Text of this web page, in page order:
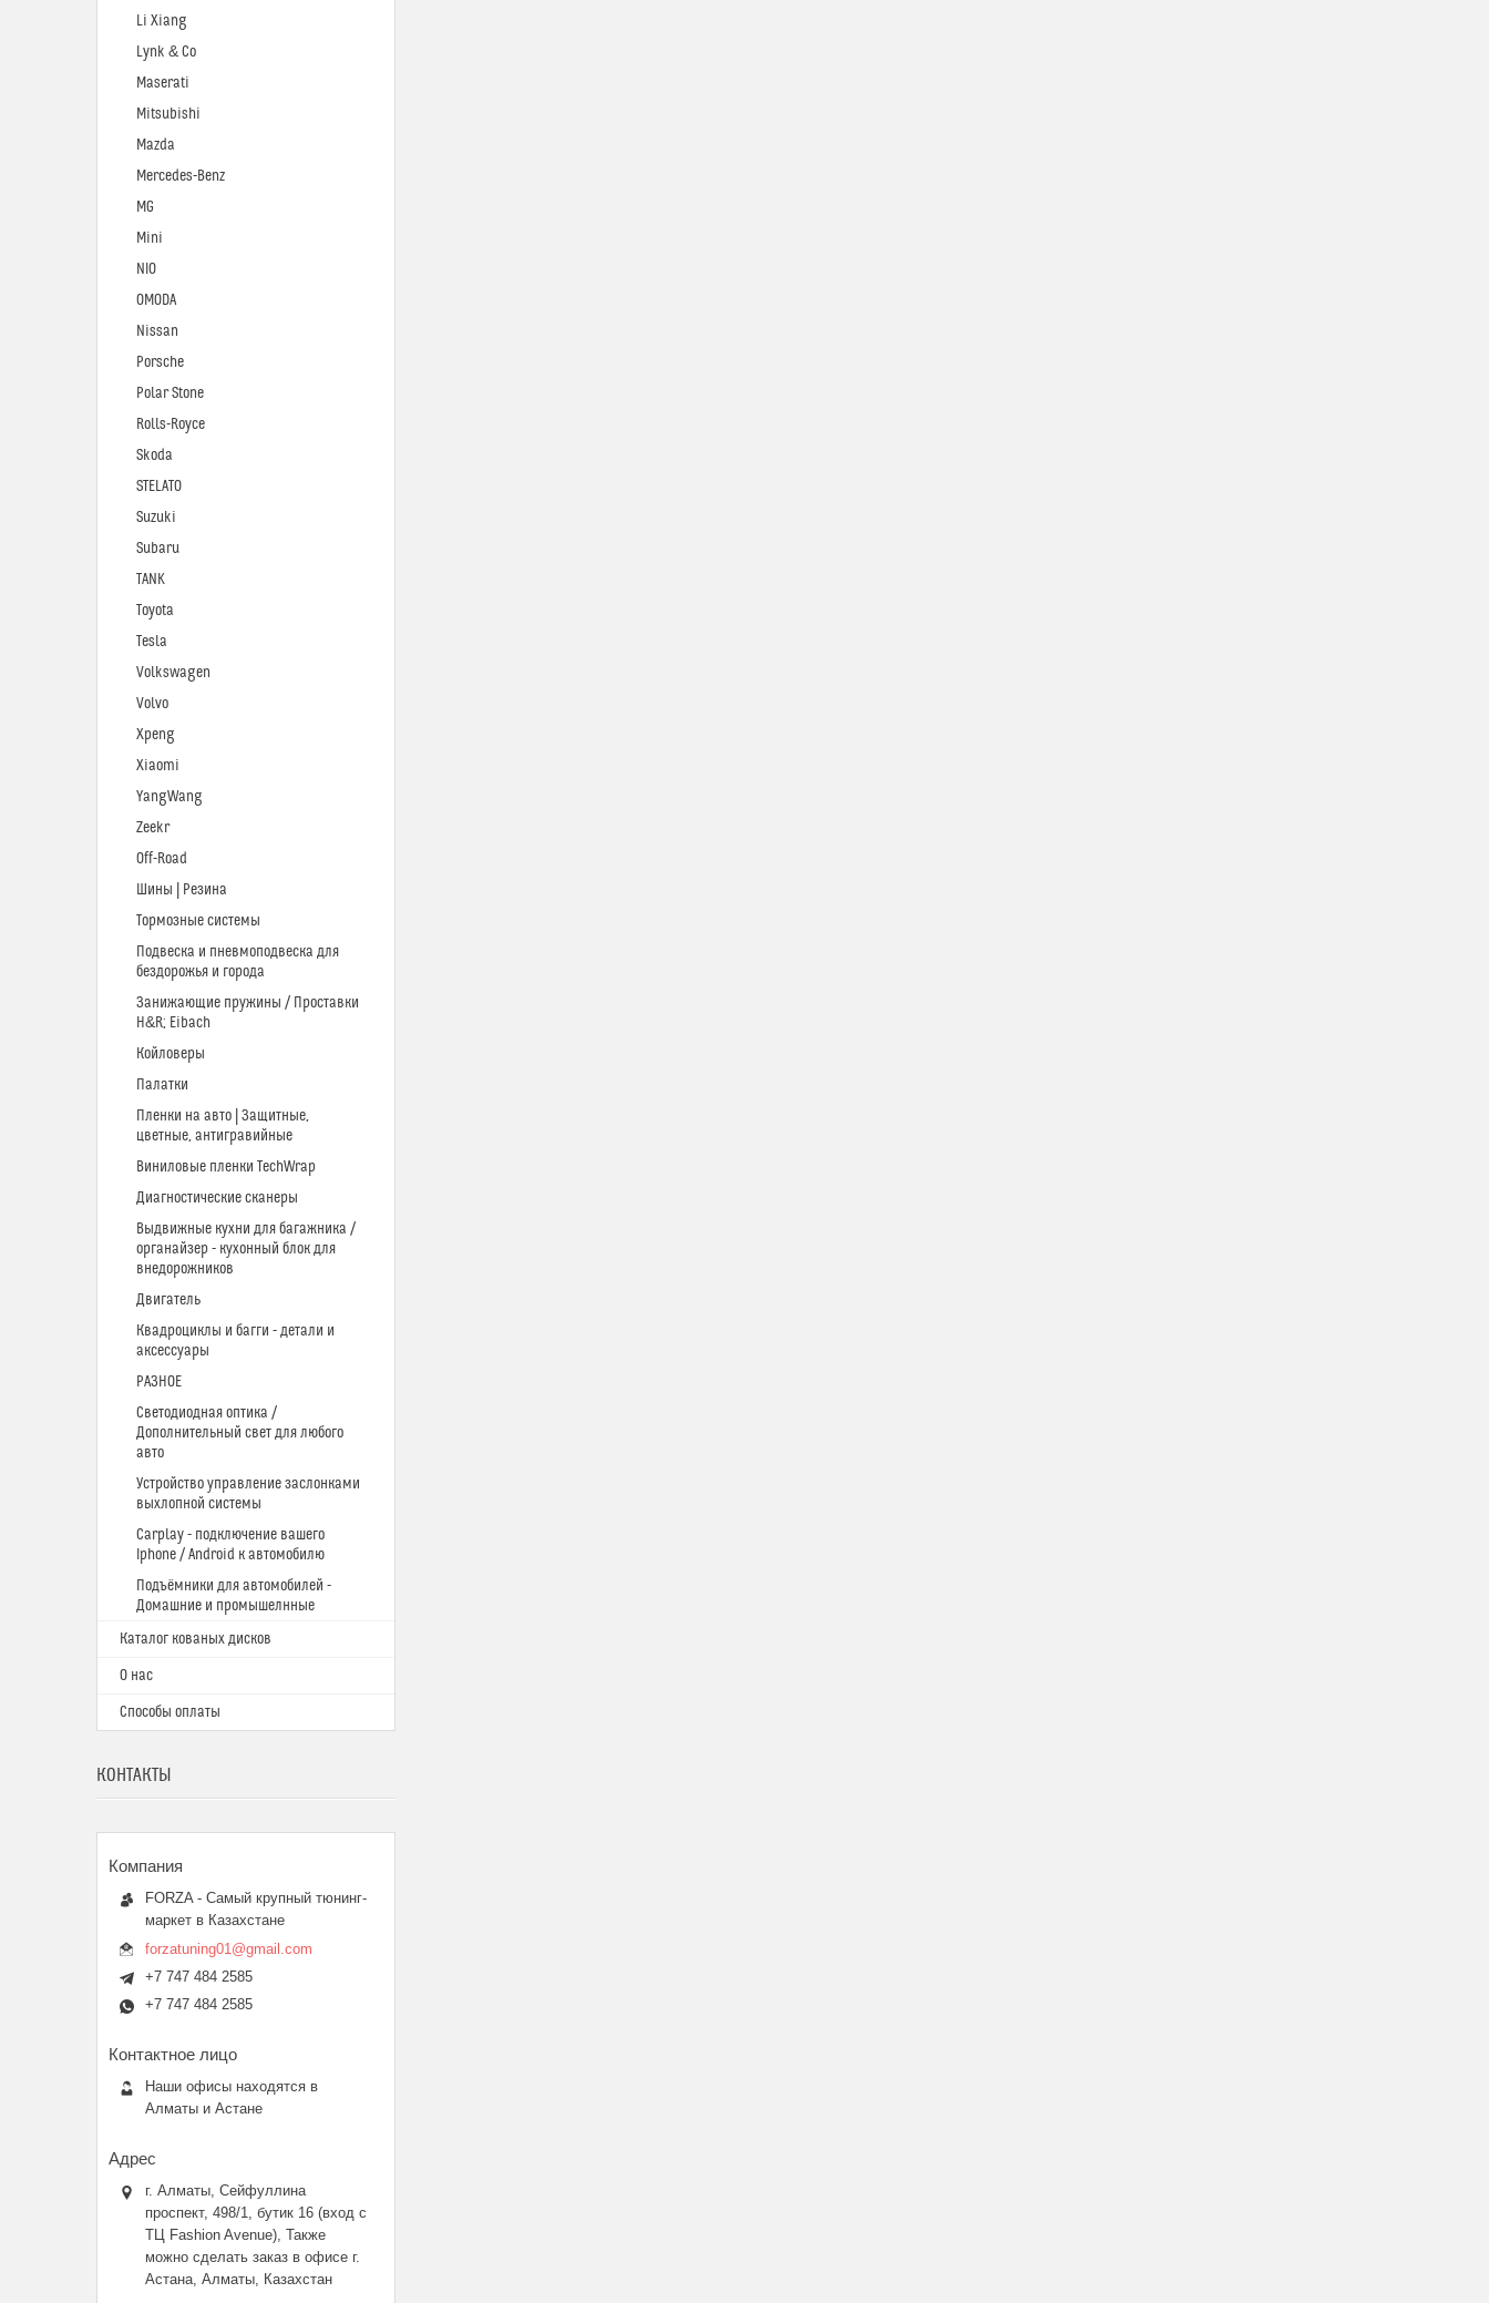
Li Xiang
Lynk & Co
Maserati
Mitsubishi
Mazda
Mercedes-Benz
MG
Mini
NIO
OMODA
Nissan
Porsche
Polar Stone
Rolls-Royce
Skoda
STELATO
Suzuki
Subaru
TANK
Toyota
Tesla
Volkswagen
Volvo
Xpeng
Xiaomi
YangWang
Zeekr
Off-Road
Шины | Резина
Тормозные системы
Подвеска и пневмоподвеска для
бездорожья и города
Занижающие пружины / Проставки
H&R; Eibach
Койловеры
Палатки
Пленки на авто | Защитные,
цветные, антигравийные
Виниловые пленки TechWrap
Диагностические сканеры
Выдвижные кухни для багажника /
органайзер - кухонный блок для
внедорожников
Двигатель
Квадроциклы и багги - детали и
аксессуары
РАЗНОЕ
Светодиодная оптика /
Дополнительный свет для любого
авто
Устройство управление заслонками
выхлопной системы
Carplay - подключение вашего
Iphone / Android к автомобилю
Подъёмники для автомобилей -
Домашние и промышелнные
Каталог кованых дисков
О нас
Способы оплаты
КОНТАКТЫ
FORZA - Самый крупный тюнинг-
маркет в Казахстане
forzatuning01@gmail.com
+7 747 484 2585
+7 747 484 2585
Наши офисы находятся в
Алматы и Астане
г. Алматы, Сейфуллина
проспект, 498/1, бутик 16 (вход с
ТЦ Fashion Avenue), Также
можно сделать заказ в офисе г.
Астана, Алматы, Казахстан